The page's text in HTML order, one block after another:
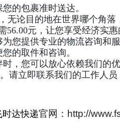
的包裹准时送达。
论目的地在世界哪个角落
元，让您享受经济实惠
您提供专业的物流咨询和服
的取件和咨询。
，您可以放心依赖我们的
请立即联系我们的工作人
时达快递官网：http://